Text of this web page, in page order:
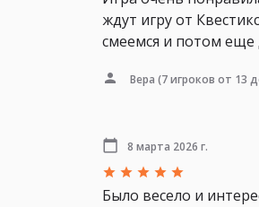
ждут игру от
смеемся и потом еще
Вера (7 игроков от 13
8 марта 2026 г.
Было весело и